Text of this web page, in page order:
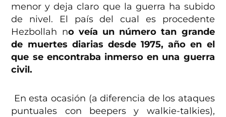
menor y deja claro que la guerra ha subido
de nivel. El país del cual es procedente
Hezbollah no veía un número tan grande
de muertes diarias desde 1975, año en el
que se encontraba inmerso en una guerra
civil.
En esta ocasión (a diferencia de los ataques
puntuales con beepers y walkie-talkies),